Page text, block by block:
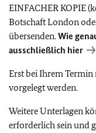
EINFACHER KOPIE
Botschaft London
übersenden.Wie
ausschließlich hier
Erst bei Ihrem
vorgelegt werden.
Weitere Unterlagen
erforderlich sein und